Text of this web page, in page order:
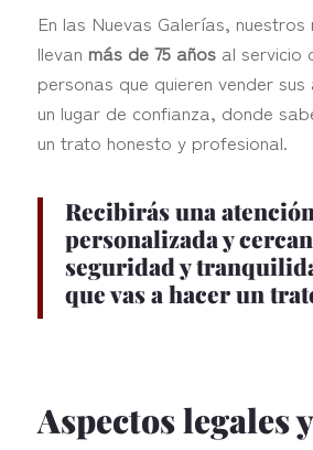
En las Nuevas Galerías,
llevan más de 75 añosal servicio
personas que quieren vender
un lugar de confianza, donde
un trato honesto y profesional.
Recibirás una
personalizada y
seguridad y
que vas a hacer un
Aspectos legales